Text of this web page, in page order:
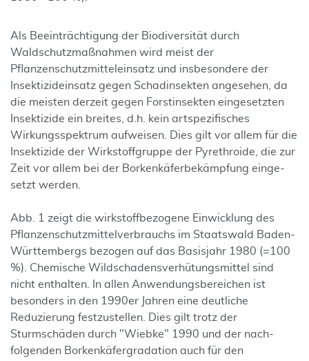
Als Beeinträchtigung der Biodiversität durch
Waldschutzmaßnahmen wird meist der
Pflanzenschutzmitteleinsatz und insbesondere der
Insektizideinsatz gegen Schadinsekten ange­sehen, da
die meisten derzeit gegen Forstinsekten eingesetzten
Insektizide ein breites, d.h. kein art­spezifisches
Wirkungsspektrum aufweisen. Dies gilt vor allem für die
Insektizide der Wirk­stoffgruppe der Pyrethroide, die zur
Zeit vor allem bei der Borkenkäfer­bekämp­fung einge­
setzt werden.
Abb. 1 zeigt die wirkstoffbezogene Einwicklung des
Pflanzenschutzmittel­verbrauchs im Staatswald Baden-
Württembergs bezogen auf das Basisjahr 1980 (=100
%). Chemische Wildschadensverhütungsmittel sind
nicht enthalten. In allen Anwendungsbe­reichen ist
besonders in den 1990er Jahren eine deutliche
Reduzierung festzustellen. Dies gilt trotz der
Sturmschäden durch "Wiebke" 1990 und der nach­
folgenden Borkenkäfergradation auch für den